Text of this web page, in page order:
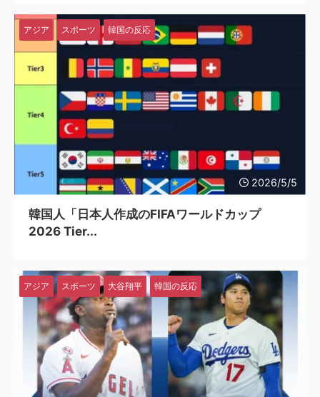
2026/5/5
アジア スポーツ 韓国の反応
韓国人「日本人作成のFIFAワールドカップ
2026 Tier...
アジア スポーツ 大谷翔平 韓国の反応